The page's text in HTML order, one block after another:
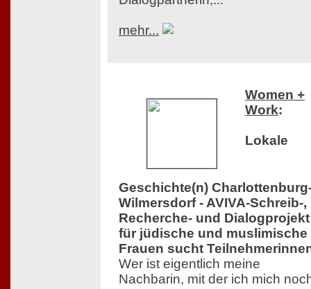
mehr...
Women +
Work:
Lokale
Geschichte(n)
Wilmersdorf - AVIVA-Schreib-,
Recherche- und Dialogprojekt
für jüdische und muslimische
Frauen sucht
Wer ist eigentlich meine
Nachbarin, mit der ich mich